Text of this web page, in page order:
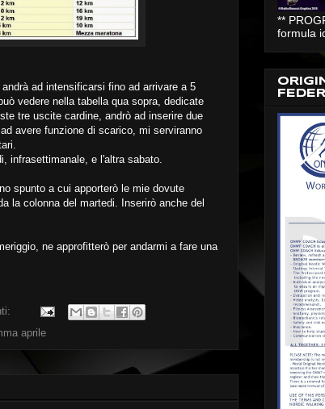
ad intensificarsi fino ad arrivare a 5
vedere nella tabella qua sopra, dedicate
tre uscite cardine, andrò ad inserire due
avere funzione di scarico, mi serviranno
infrasettimanale, e l'altra sabato.
spunto a cui apporterò le mie dovute
la colonna del martedi. Inserirò anche del
ne approfitterò per andarmi a fare una
aprile
**
formula